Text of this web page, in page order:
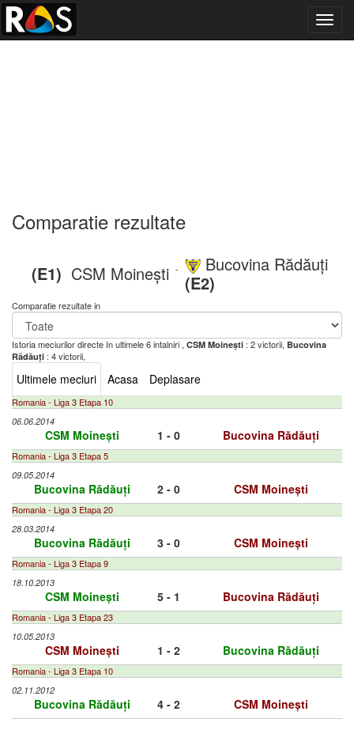
Comparatie rezultate
(E1) CSM Moinești -
Bucovina Rădăuți
(E2)
Comparatie rezultate in
Istoria meciurilor directe In ultimele 6 intalniri , CSM Moinești : 2 victorii, Bucovina
Rădăuți : 4 victorii,
Ultimele meciuri Acasa Deplasare
Romania - Liga 3 Etapa 10
06.06.2014
CSM Moinești 1 - 0 Bucovina Rădăuți
Romania - Liga 3 Etapa 5
09.05.2014
Bucovina Rădăuți 2 - 0 CSM Moinești
Romania - Liga 3 Etapa 20
28.03.2014
Bucovina Rădăuți 3 - 0 CSM Moinești
Romania - Liga 3 Etapa 9
18.10.2013
CSM Moinești 5 - 1 Bucovina Rădăuți
Romania - Liga 3 Etapa 23
10.05.2013
CSM Moinești 1 - 2 Bucovina Rădăuți
Romania - Liga 3 Etapa 10
02.11.2012
Bucovina Rădăuți 4 - 2 CSM Moinești